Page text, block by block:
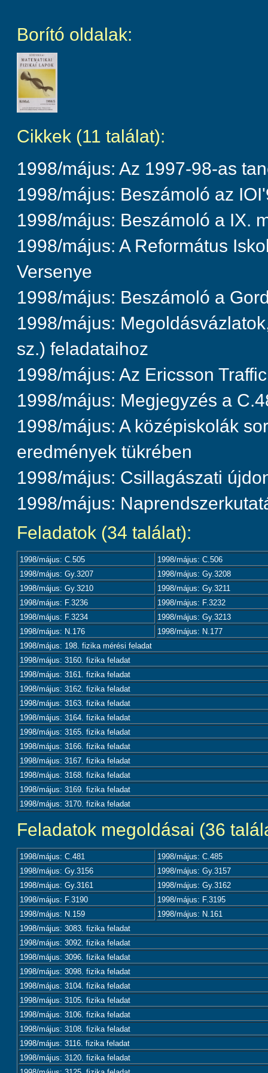
Borító oldalak:
Cikkek (11 találat):
1998/május: Az 1997-98-as
1998/május: Beszámoló az
1998/május: Beszámoló a IX.
1998/május: A Református
Versenye
1998/május: Beszámoló a
1998/május:
sz.) feladataihoz
1998/május: Az Ericsson
1998/május: Megjegyzés a
1998/május: A középiskolák
eredmények tükrében
1998/május: Csillagászati
1998/május:
Feladatok (34 találat):
1998/május: C.505
1998/május: C.506
1998/május: Gy.3207
1998/május: Gy.3208
1998/május: Gy.3210
1998/május: Gy.3211
1998/május: F.3236
1998/május: F.3232
1998/május: F.3234
1998/május: Gy.3213
1998/május: N.176
1998/május: N.177
1998/május: 198. fizika mérési feladat
1998/május: 3160. fizika feladat
1998/május: 3161. fizika feladat
1998/május: 3162. fizika feladat
1998/május: 3163. fizika feladat
1998/május: 3164. fizika feladat
1998/május: 3165. fizika feladat
1998/május: 3166. fizika feladat
1998/május: 3167. fizika feladat
1998/május: 3168. fizika feladat
1998/május: 3169. fizika feladat
1998/május: 3170. fizika feladat
Feladatok megoldásai (36
1998/május: C.481
1998/május: C.485
1998/május: Gy.3156
1998/május: Gy.3157
1998/május: Gy.3161
1998/május: Gy.3162
1998/május: F.3190
1998/május: F.3195
1998/május: N.159
1998/május: N.161
1998/május: 3083. fizika feladat
1998/május: 3092. fizika feladat
1998/május: 3096. fizika feladat
1998/május: 3098. fizika feladat
1998/május: 3104. fizika feladat
1998/május: 3105. fizika feladat
1998/május: 3106. fizika feladat
1998/május: 3108. fizika feladat
1998/május: 3116. fizika feladat
1998/május: 3120. fizika feladat